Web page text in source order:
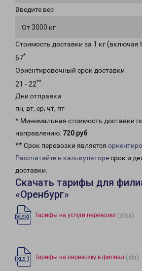
Введите вес
От 3000 кг
Стоимость доставки за 1 кг
67*
Ориентировочный срок доставки
21 - 22**
Дни отправки
пн, вт, ср, чт, пт
* Минимальная стоимость доставки
направлению: 720 руб.
** Срок перевозки является
Рассчитайте в калькуляторесрок и
доставки.
Скачать тарифы для
«Оренбург»
Тарифы на услуги перевозки (xlsx)
Тарифы на перевозку в филиал (xls)